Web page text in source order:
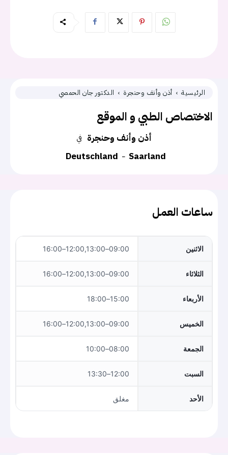
الرئيسية أذن وأنف وحنجرة الدكتور جان الحمصي
الاختصاص الطبي و الموقع
في أذن وأنف وحنجرة
Deutschland
Saarland
ساعات العمل
الاثنين 09:00–12:00,13:00–16:00
الثلاثاء 09:00–12:00,13:00–16:00
الأربعاء 15:00–18:00
الخميس 09:00–12:00,13:00–16:00
الجمعة 08:00–10:00
السبت 12:00–13:30
الأحد مغلق